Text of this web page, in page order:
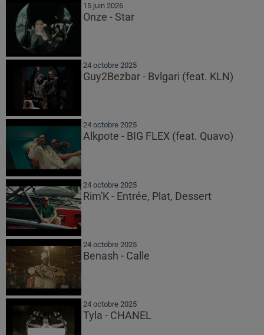
15 juin 2026
Onze - Star
24 octobre 2025
Guy2Bezbar - Bvlgari (feat. KLN)
24 octobre 2025
Alkpote - BIG FLEX (feat. Quavo)
24 octobre 2025
Rim'K - Entrée, Plat, Dessert
24 octobre 2025
Benash - Calle
24 octobre 2025
Tyla - CHANEL